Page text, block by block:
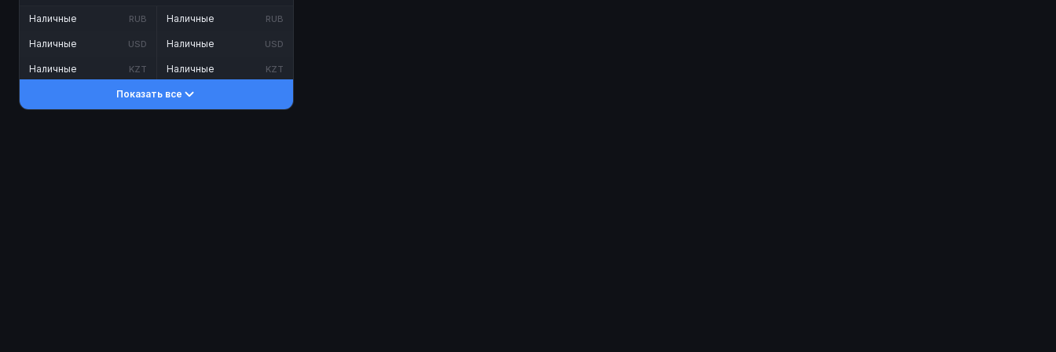
Наличные RUB
Наличные USD
Наличные KZT
Наличные RUB
Наличные USD
Наличные KZT
Показать все